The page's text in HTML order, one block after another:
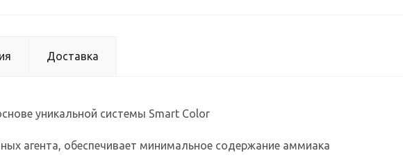
Доставка
уникальной системы Smart Color
агента, обеспечивает минимальное содержание аммиака